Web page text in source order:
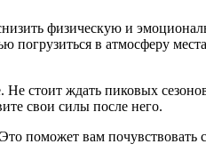
физическую и
в атмосферу
стоит ждать пиковых
свои силы после него.
поможет вам почувствовать